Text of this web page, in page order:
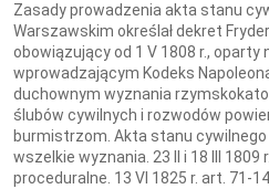
Zasady prowadzenia akta stanu
Warszawskim określał dekret
obowiązujący od 1 V 1808 r., oparty
wprowadzającym Kodeks
duchownym wyznania
ślubów cywilnych i rozwodów
burmistrzom. Akta stanu
wszelkie wyznania. 23 II i 18 III
proceduralne. 13 VI 1825 r. art. 71-